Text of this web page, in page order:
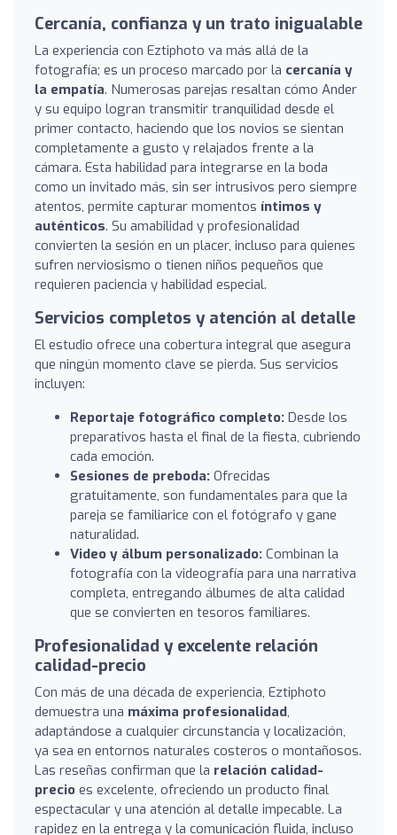
Cercanía, confianza y un trato inigualable
La experiencia con Eztiphoto va más allá de la
fotografía; es un proceso marcado por la cercanía y
la empatía. Numerosas parejas resaltan cómo Ander
y su equipo logran transmitir tranquilidad desde el
primer contacto, haciendo que los novios se sientan
completamente a gusto y relajados frente a la
cámara. Esta habilidad para integrarse en la boda
como un invitado más, sin ser intrusivos pero siempre
atentos, permite capturar momentos íntimos y
auténticos. Su amabilidad y profesionalidad
convierten la sesión en un placer, incluso para quienes
sufren nerviosismo o tienen niños pequeños que
requieren paciencia y habilidad especial.
Servicios completos y atención al detalle
El estudio ofrece una cobertura integral que asegura
que ningún momento clave se pierda. Sus servicios
incluyen:
Reportaje fotográfico completo: Desde los
preparativos hasta el final de la fiesta, cubriendo
cada emoción.
Sesiones de preboda: Ofrecidas
gratuitamente, son fundamentales para que la
pareja se familiarice con el fotógrafo y gane
naturalidad.
Video y álbum personalizado: Combinan la
fotografía con la videografía para una narrativa
completa, entregando álbumes de alta calidad
que se convierten en tesoros familiares.
Profesionalidad y excelente relación
calidad-precio
Con más de una década de experiencia, Eztiphoto
demuestra una máxima profesionalidad,
adaptándose a cualquier circunstancia y localización,
ya sea en entornos naturales costeros o montañosos.
Las reseñas confirman que la relación calidad-
precio es excelente, ofreciendo un producto final
espectacular y una atención al detalle impecable. La
rapidez en la entrega y la comunicación fluida, incluso